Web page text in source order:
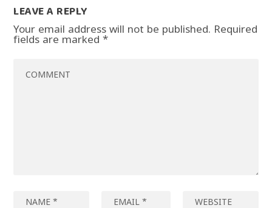
LEAVE A REPLY
Your email address will not be published. Required
fields are marked*